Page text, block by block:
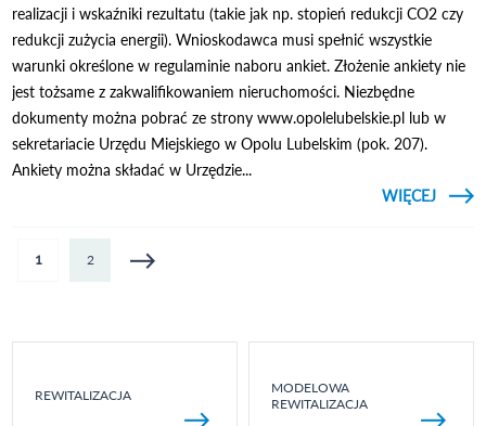
realizacji i wskaźniki rezultatu (takie jak np. stopień redukcji CO2 czy
redukcji zużycia energii). Wnioskodawca musi spełnić wszystkie
warunki określone w regulaminie naboru ankiet. Złożenie ankiety nie
jest tożsame z zakwalifikowaniem nieruchomości. Niezbędne
dokumenty można pobrać ze strony www.opolelubelskie.pl lub w
sekretariacie Urzędu Miejskiego w Opolu Lubelskim (pok. 207).
Ankiety można składać w Urzędzie...
CZYTAJ
WIĘCEJ
Strony
1 2
REWITALIZACJA
MODELOWA
REWITALIZACJA